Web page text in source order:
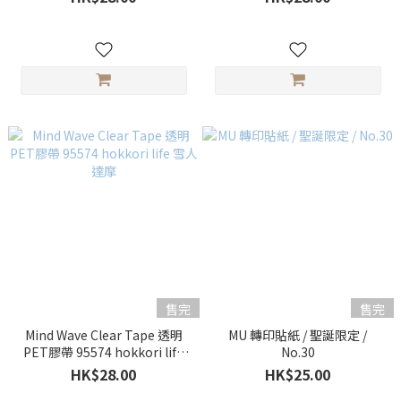
售完
Mind Wave Clear Tape 透明
PET膠帶 95574 hokkori life
雪人達摩
HK$28.00
售完
MU 轉印貼紙 / 聖誕限定 /
No.30
HK$25.00